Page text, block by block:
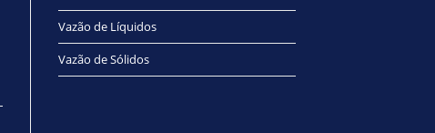
Vazão de Líquidos
Vazão de Sólidos